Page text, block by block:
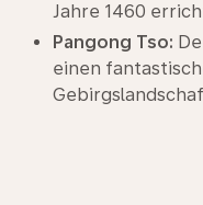
Jahre 1460
Pangong Tso:
einen